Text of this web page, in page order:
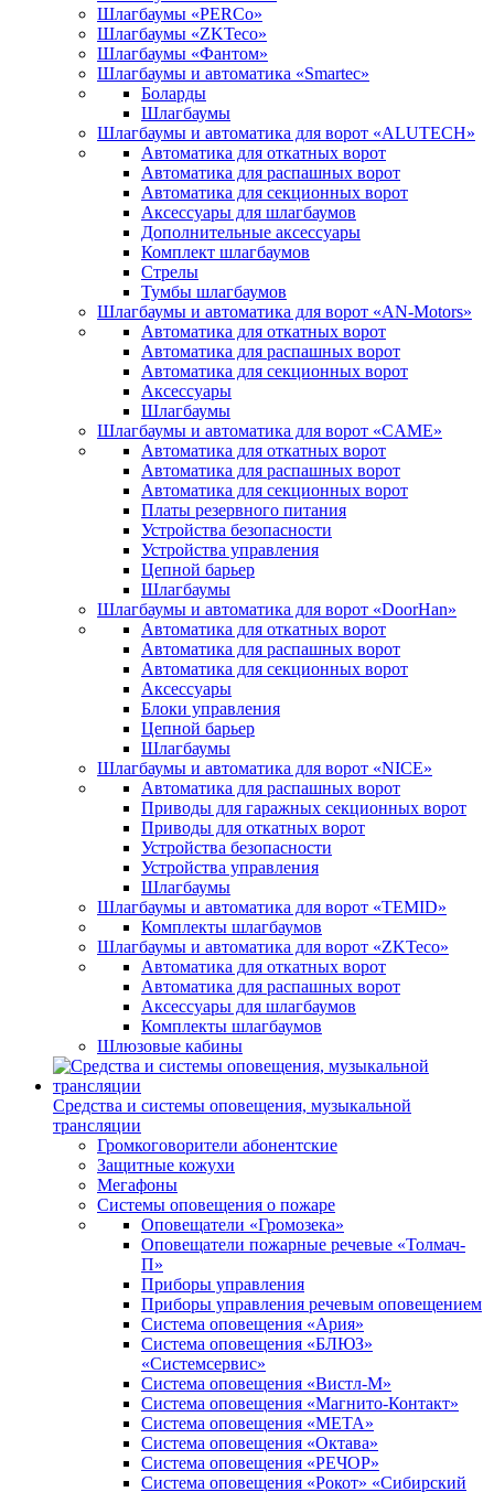
Шлагбаумы «PERCo»
Шлагбаумы «ZKTeco»
Шлагбаумы «Фантом»
Шлагбаумы и автоматика «Smartec»
Боларды
Шлагбаумы
Шлагбаумы и автоматика для ворот «ALUTECH»
Автоматика для откатных ворот
Автоматика для распашных ворот
Автоматика для секционных ворот
Аксессуары для шлагбаумов
Дополнительные аксессуары
Комплект шлагбаумов
Стрелы
Тумбы шлагбаумов
Шлагбаумы и автоматика для ворот «AN-Motors»
Автоматика для откатных ворот
Автоматика для распашных ворот
Автоматика для секционных ворот
Аксессуары
Шлагбаумы
Шлагбаумы и автоматика для ворот «CAME»
Автоматика для откатных ворот
Автоматика для распашных ворот
Автоматика для секционных ворот
Платы резервного питания
Устройства безопасности
Устройства управления
Цепной барьер
Шлагбаумы
Шлагбаумы и автоматика для ворот «DoorHan»
Автоматика для откатных ворот
Автоматика для распашных ворот
Автоматика для секционных ворот
Аксессуары
Блоки управления
Цепной барьер
Шлагбаумы
Шлагбаумы и автоматика для ворот «NICE»
Автоматика для распашных ворот
Приводы для гаражных секционных ворот
Приводы для откатных ворот
Устройства безопасности
Устройства управления
Шлагбаумы
Шлагбаумы и автоматика для ворот «TEMID»
Комплекты шлагбаумов
Шлагбаумы и автоматика для ворот «ZKTeco»
Автоматика для откатных ворот
Автоматика для распашных ворот
Аксессуары для шлагбаумов
Комплекты шлагбаумов
Шлюзовые кабины
Средства и системы оповещения, музыкальной
трансляции
Громкоговорители абонентские
Защитные кожухи
Мегафоны
Системы оповещения о пожаре
Оповещатели «Громозека»
Оповещатели пожарные речевые «Толмач-
П»
Приборы управления
Приборы управления речевым оповещением
Система оповещения «Ария»
Система оповещения «БЛЮЗ»
«Системсервис»
Система оповещения «Вистл-М»
Система оповещения «Магнито-Контакт»
Система оповещения «МЕТА»
Система оповещения «Октава»
Система оповещения «РЕЧОР»
Система оповещения «Рокот» «Сибирский